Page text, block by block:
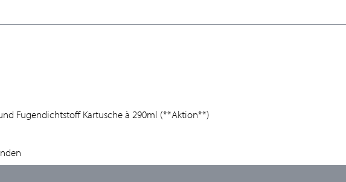
Fugendichtstoff Kartusche à 290ml (**Aktion**)